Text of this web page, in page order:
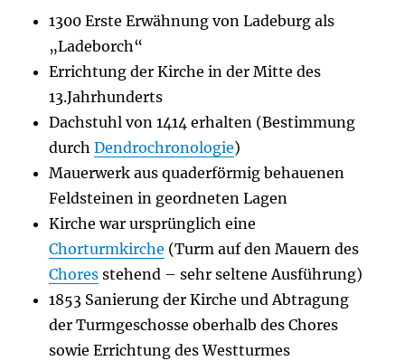
1300 Erste Erwähnung von Ladeburg als
„Ladeborch“
Errichtung der Kirche in der Mitte des
13.Jahrhunderts
Dachstuhl von 1414 erhalten (Bestimmung
durchDendrochronologie)
Mauerwerk aus quaderförmig behauenen
Feldsteinen in geordneten Lagen
Kirche war ursprünglich eine
Chorturmkirche (Turm auf den Mauern des
Chores stehend – sehr seltene Ausführung)
1853 Sanierung der Kirche und Abtragung
der Turmgeschosse oberhalb des Chores
sowie Errichtung des Westturmes